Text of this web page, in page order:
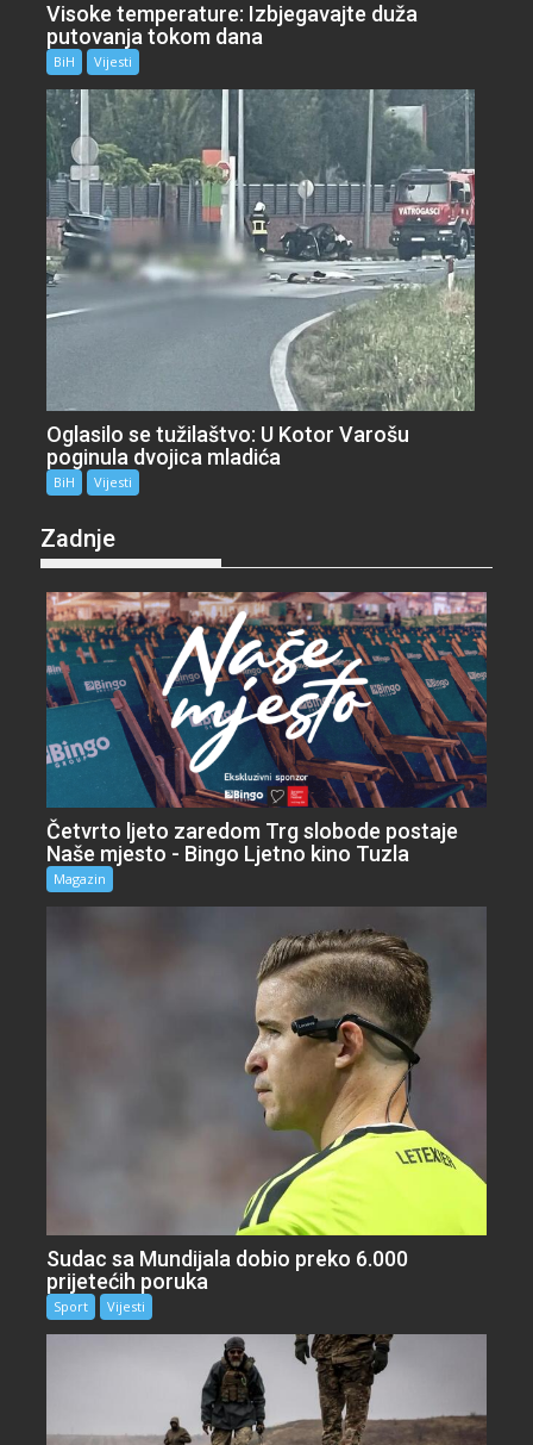
Visoke temperature: Izbjegavajte duža
putovanja tokom dana
BiH Vijesti
Oglasilo se tužilaštvo: U Kotor Varošu
poginula dvojica mladića
BiH Vijesti
Zadnje
Četvrto ljeto zaredom Trg slobode postaje
Naše mjesto - Bingo Ljetno kino Tuzla
Magazin
Sudac sa Mundijala dobio preko 6.000
prijetećih poruka
Sport Vijesti